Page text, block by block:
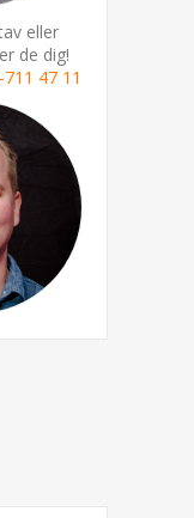
eller
de dig!
47 11